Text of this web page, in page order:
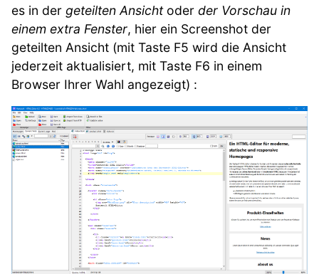
es in der geteilten Ansichtoder der Vorschau in
einem extra Fenster, hier ein Screenshot der
geteilten Ansicht (mit Taste F5 wird die Ansicht
jederzeit aktualisiert, mit Taste F6 in einem
Browser Ihrer Wahl angezeigt) :